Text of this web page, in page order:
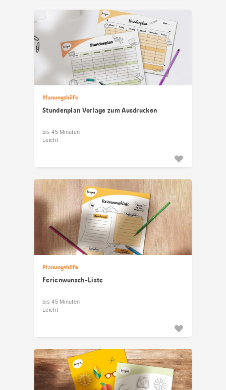
Planungshilfe
Stundenplan Vorlage zum Ausdrucken
bis 45 Minuten
Leicht
Planungshilfe
Ferienwunsch-Liste
bis 45 Minuten
Leicht